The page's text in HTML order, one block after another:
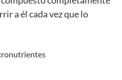
a él cada vez que lo